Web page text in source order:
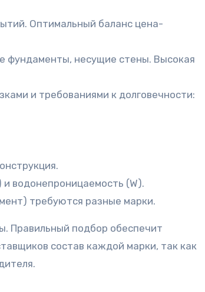
Оптимальный баланс цена-
фундаменты, несущие стены. Высокая
и требованиями к долговечности:
водонепроницаемость (W).
требуются разные марки.
Правильный подбор обеспечит
состав каждой марки, так как